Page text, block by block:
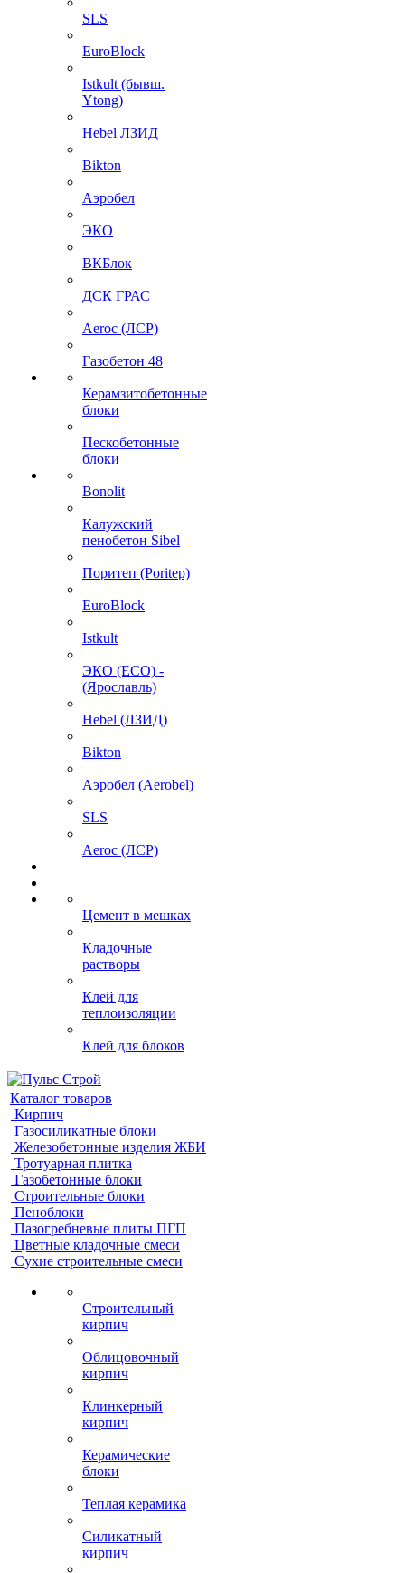
SLS
EuroBlock
Istkult (бывш.
Ytong)
Hebel ЛЗИД
Bikton
Аэробел
ЭКО
ВКБлок
ДСК ГРАС
Aeroc (ЛСР)
Газобетон 48
Керамзитобетонные
блоки
Пескобетонные
блоки
Bonolit
Калужский
пенобетон Sibel
Поритеп (Poritep)
EuroBlock
Istkult
ЭКО (ECO) -
(Ярославль)
Hebel (ЛЗИД)
Bikton
Аэробел (Aerobel)
SLS
Aeroc (ЛСР)
Цемент в мешках
Кладочные
растворы
Клей для
теплоизоляции
Клей для блоков
Каталог товаров
Кирпич
Газосиликатные блоки
Железобетонные изделия ЖБИ
Тротуарная плитка
Газобетонные блоки
Строительные блоки
Пеноблоки
Пазогребневые плиты ПГП
Цветные кладочные смеси
Сухие строительные смеси
Строительный
кирпич
Облицовочный
кирпич
Клинкерный
кирпич
Керамические
блоки
Теплая керамика
Силикатный
кирпич